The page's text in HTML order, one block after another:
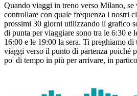
Quando viaggi in treno verso Milano,
controllare con quale frequenza i nostri
prossimi 30 giorni utilizzando il grafico
di punta per viaggiare sono tra le 6:30 e
16:00 e le 19:00 la sera. Ti preghiamo di
viaggi verso il punto di partenza poiché
po' di tempo in più per arrivare, in